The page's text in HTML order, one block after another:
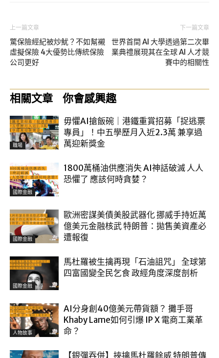
上一篇文章
驚保險經紀被炒魷？不如幫襯
虛擬保險 4大優勢比傳統保險
公司更好
下一篇文章
世界首間 AI 大學透過第二次畢
業典禮展現其在全球 AI 人才競
賽中的相關性
相關文章 你會感興趣
職場
毋懼AI搶飯碗｜港鐵重賞招募「捉逃票
專員」！中五學歷月入近2.3萬 兼享過
萬迎新獎金
國際金融
1800萬桶油供應消失 AI神話破滅 人人
恐懼了 應該何時貪婪？
國際金融
歐洲密謀美債美股武器化 挪威手持近萬
億美元金融核武 特朗普：拋售美資產必
遭報復
國際金融
馬杜羅被生擒再現「石油詛咒」 全球第
四富國變全民乞食 政經角度深度剖析
人物故事
AI分身創40億美元帶貨額？ 攤手哥
Khaby Lame如何引爆 IP X 電商工業革
命？
【銀彈吞併】挾擒馬杜羅餘威 特朗普傳